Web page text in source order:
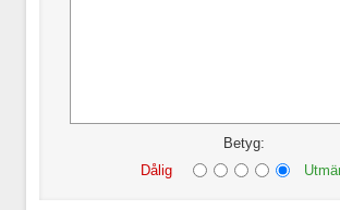
Betyg:
Dålig